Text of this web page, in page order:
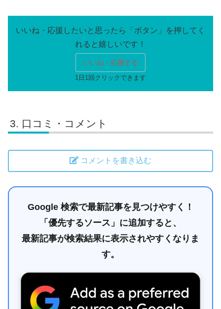
いいね・応援する
口コミ・コメント
コメントを書き込む
Google 検索で最新記事を見つけやすく！
「優先するソース」に追加すると、
最新記事が検索結果に表示されやすくなりま
す。